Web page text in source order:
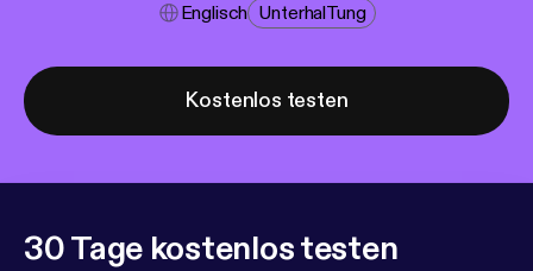
Englisch Unterhal​tung
Kostenlos testen
30 Tage kostenlos testen